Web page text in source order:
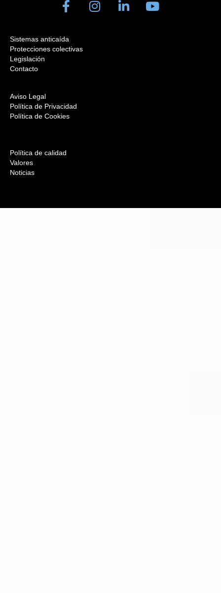
Sistemas anticaída
Protecciones colectivas
Legislación
Contacto
Aviso Legal
Política de Privacidad
Política de Cookies
Política de calidad
Valores
Noticias